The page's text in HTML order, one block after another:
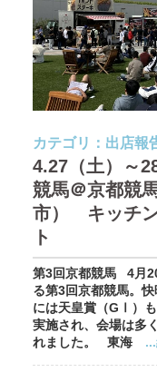
カテゴリ： 出店報
4.27（土）～
競馬＠京都競
市） キッチ
ト
第3回京都競馬 4月
る第3回京都競馬。快
には天皇賞（GⅠ）
実施され、会場は多
れました。 東海 ...